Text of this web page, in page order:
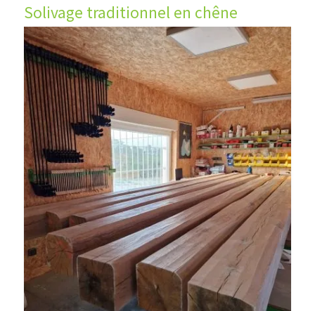
Solivage traditionnel en chêne